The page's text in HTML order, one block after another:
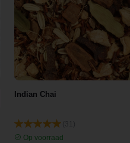
Indian Chai
Op voorraad